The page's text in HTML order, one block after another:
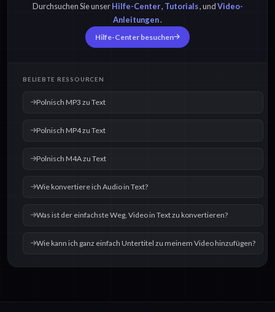
Polnisch OGG zu
Polnisch WAV zu
Text
Durchsuchen Sie unserHilfe-Center, Tutorials, undVideo-
Anleitungen.
Hilfe-Center besuchen
BELIEBTE RESSOURCEN
Polnisch MP3 zu Text
Polnisch MP4 zu Text
Polnisch M4A zu Text
Wie konvertiere ich Audio in Text?
Was ist der einfachste Weg, Video in Text zu konvertieren?
Wie kann ich ganz einfach Untertitel zu meinem Video hinzufügen?